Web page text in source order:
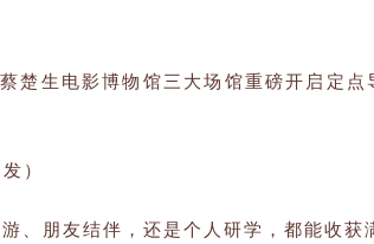
生电影博物馆三大场馆重磅开启定点
）
朋友结伴，还是个人研学，都能收获